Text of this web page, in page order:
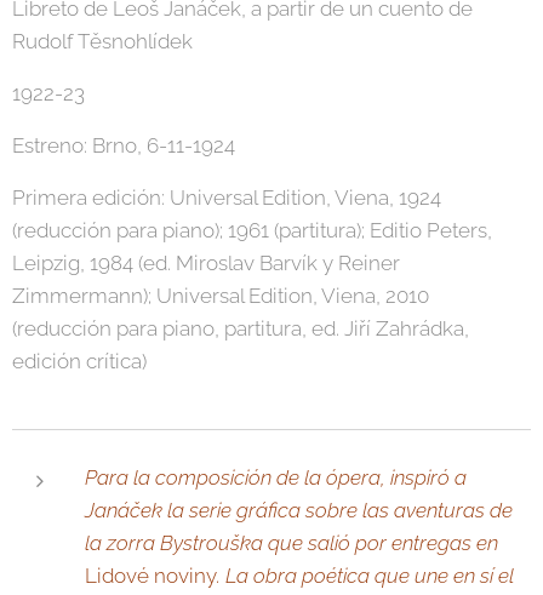
Libreto de Leoš Janáček, a partir de un cuento de
Rudolf Těsnohlídek
1922-23
Estreno: Brno, 6-11-1924
Primera edición: Universal Edition, Viena, 1924
(reducción para piano); 1961 (partitura); Editio Peters,
Leipzig, 1984 (ed. Miroslav Barvík y Reiner
Zimmermann); Universal Edition, Viena, 2010
(reducción para piano, partitura, ed. Jiří Zahrádka,
edición crítica)
Para la composición de la ópera, inspiró a
Janáček la serie gráfica sobre las aventuras de
la zorra Bystrouška que salió por entregas en
Lidové noviny. La obra poética que une en sí el